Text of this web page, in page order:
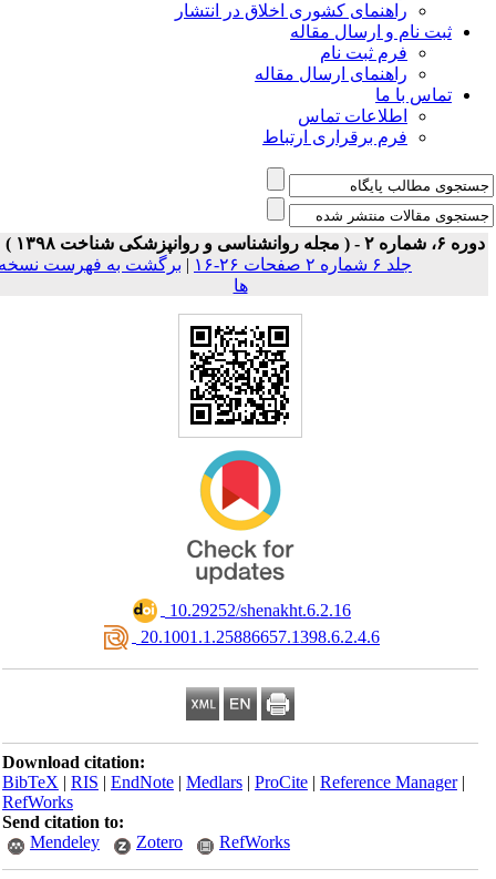
راهنمای کشوری اخلاق در انتشار
ثبت نام و ارسال مقاله
فرم ثبت نام
راهنمای ارسال مقاله
تماس با ما
اطلاعات تماس
فرم برقراری ارتباط
شماره ۲ - ( مجله روانشناسی و روانپزشکی شناخت ۱۳۹۸ )
جلد ۶ شماره ۲ صفحات ۲۶-۱۶
| برگشت به فهرست نسخه
ها
‎ 10.29252/shenakht.6.2.16
‎ 20.1001.1.25886657.1398.6.2.4.6
Download citation:
BibTeX|RIS|EndNote|Medlars|ProCite|Reference Manager
RefWorks
Send citation to:
Mendeley
Zotero RefWorks